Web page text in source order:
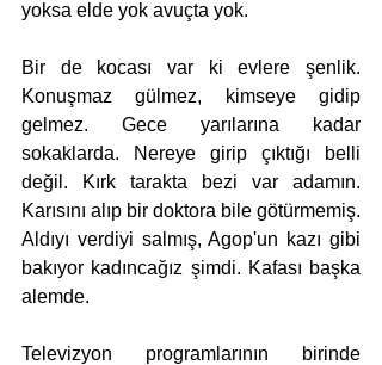
yoksa elde yok avuçta yok.
Bir de kocası var ki evlere şenlik.
Konuşmaz gülmez, kimseye gidip
gelmez. Gece yarılarına kadar
sokaklarda. Nereye girip çıktığı belli
değil. Kırk tarakta bezi var adamın.
Karısını alıp bir doktora bile götürmemiş.
Aldıyı verdiyi salmış, Agop'un kazı gibi
bakıyor kadıncağız şimdi. Kafası başka
alemde.
Televizyon programlarının birinde